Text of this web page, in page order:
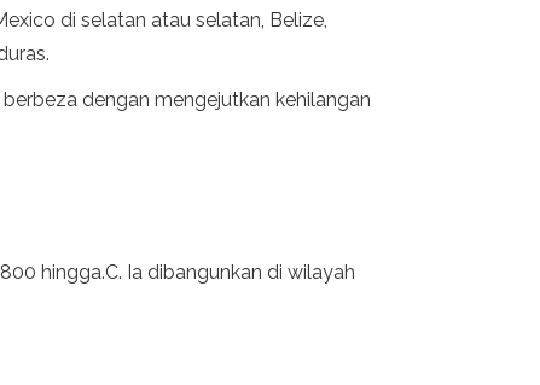
di selatan atau selatan, Belize,
dengan mengejutkan kehilangan
hingga.C. Ia dibangunkan di wilayah